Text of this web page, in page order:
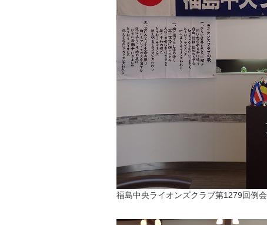
福島中央ライオンズクラブ第1279回例会